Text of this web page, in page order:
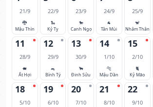
21/9
🐉
Mậu Thìn
22/9
🐍
Kỷ Tỵ
23/9
🐎
Canh Ngọ
24/9
🐐
Tân Mùi
25/9
🐒
Nhâm Thân
11
28/9
🐖
Ất Hợi
12
29/9
🐀
Bính Tý
13
30/9
🐂
Đinh Sửu
14
1/10
🐅
Mậu Dần
15
2/10
🐈
Kỷ Mão
18
5/10
19
6/10
20
7/10
21
8/10
22
9/10